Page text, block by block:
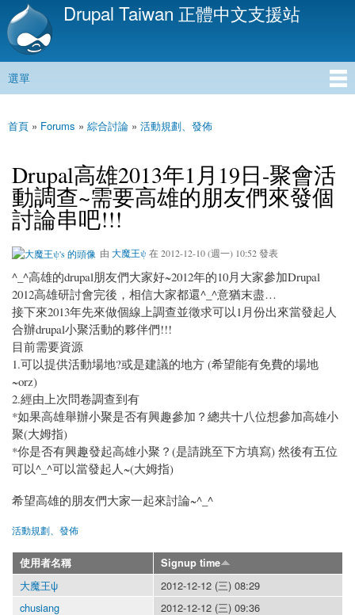
移
內
Drupal Taiwan 正體中文支援站
主選單
選單
您在這裡
首頁 » Forums » 綜合討論 » 活動規劃、發佈
Drupal高雄2013年1月19日-聚會活
動調查~需要高雄的朋友們來發個
討論串吧!!!
由 大魔王ψ 在 2012-12-10 (週一) 10:52 發表
^_^高雄的drupal朋友們大家好~2012年的10月大家參加Drupal
2012高雄研討會完後，相信大家都還^_^意猶末盡…
接下來2013年先來做個線上調查並徵求可以1月份出來當發起人
合辦drupal小聚活動的夥伴們!!!
目前需要資源
1.可以提供活動場地?或是建議的地方 (希望能有免費的場地
~orz)
2.經由上次問卷調查到有
*如果高雄舉辦小聚是否有興趣參加？總共十八位想參加高雄小
聚(大姆指)
*你是否有興趣發起高雄小聚？(是請跳至下方填寫) 然後有五位
可以^_^可以當發起人~(大姆指)
希望高雄的朋友們大家一起來討論~^_^
活動規劃、發佈
使用者名稱 Signup time
大魔王ψ
2012-12-12 (三) 08:29
chusiang
2012-12-12 (三) 09:36